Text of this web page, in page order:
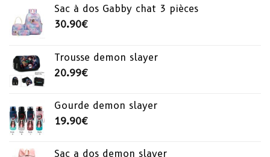
Sac à dos Gabby chat 3 pièces
30.90€
Trousse demon slayer
20.99€
Gourde demon slayer
19.90€
Sac a dos demon slayer